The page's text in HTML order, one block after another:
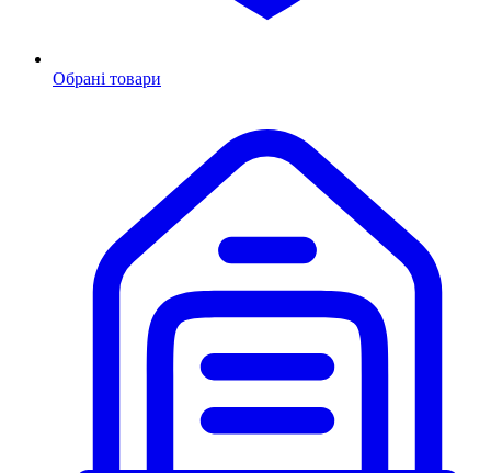
Обрані товари